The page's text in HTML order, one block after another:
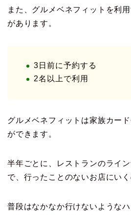
また、グルメベネフィットを利
があります。
3日前に予約する
2名以上で利用
グルメベネフィットは家族カー
ができます。
半年ごとに、レストランのライ
で、行ったことのないお店にいく
普段はなかなか行けないような